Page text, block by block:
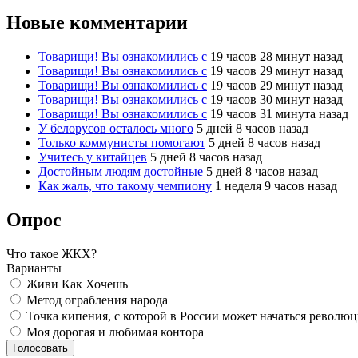
Новые комментарии
Товарищи! Вы ознакомились с 19 часов 28 минут назад
Товарищи! Вы ознакомились с 19 часов 29 минут назад
Товарищи! Вы ознакомились с 19 часов 29 минут назад
Товарищи! Вы ознакомились с 19 часов 30 минут назад
Товарищи! Вы ознакомились с 19 часов 31 минута назад
У белорусов осталось много 5 дней 8 часов назад
Только коммунисты помогают 5 дней 8 часов назад
Учитесь у китайцев 5 дней 8 часов назад
Достойным людям достойные 5 дней 8 часов назад
Как жаль, что такому чемпиону 1 неделя 9 часов назад
Опрос
Что такое ЖКХ?
Варианты
Живи Как Хочешь
Метод ограбления народа
Точка кипения, с которой в России может начаться
Моя дорогая и любимая контора